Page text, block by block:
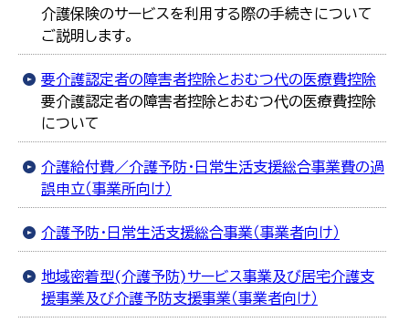
介護保険のサービスを利用する際の手続きについて
ご説明します。
要介護認定者の障害者控除とおむつ代の医療費控除
要介護認定者の障害者控除とおむつ代の医療費控除
について
介護給付費／介護予防・日常生活支援総合事業費の過
誤申立（事業所向け）
介護予防・日常生活支援総合事業（事業者向け）
地域密着型(介護予防)サービス事業及び居宅介護支
援事業及び介護予防支援事業（事業者向け）